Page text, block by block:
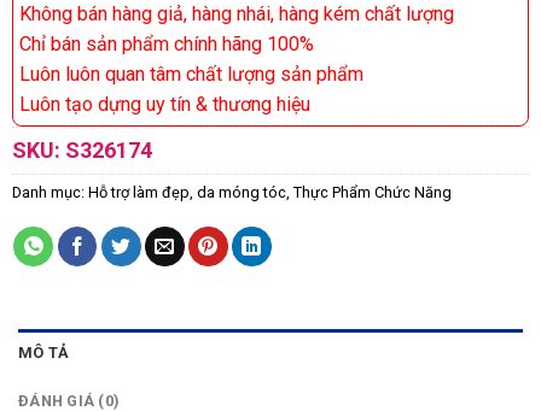
Không bán hàng giả, hàng nhái, hàng kém chất lượng
Chỉ bán sản phẩm chính hãng 100%
Luôn luôn quan tâm chất lượng sản phẩm
Luôn tạo dựng uy tín & thương hiệu
SKU: S326174
Danh mục: Hỗ trợ làm đẹp, da móng tóc, Thực Phẩm Chức Năng
MÔ TẢ
ĐÁNH GIÁ (0)